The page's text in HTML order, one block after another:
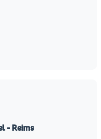
- Reims